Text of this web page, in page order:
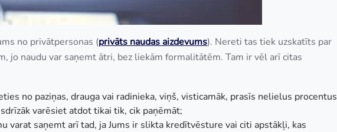
no privātpersonas (privāts naudas aizdevums). Nereti tas tiek uzskatīts par
jo naudu var saņemt ātri, bez liekām formalitātēm. Tam ir vēl arī citas
no paziņas, drauga vai radinieka, viņš, visticamāk, prasīs nelielus procentus
varēsiet atdot tikai tik, cik paņēmāt;
varat saņemt arī tad, ja Jums ir slikta kredītvēsture vai citi apstākļi, kas